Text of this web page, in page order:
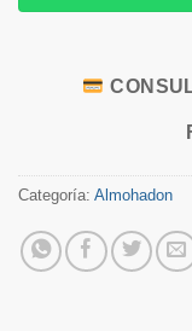
Categoría: Almohadon